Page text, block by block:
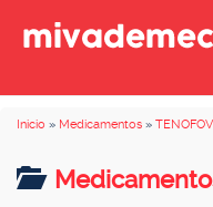
Inicio » Medicamentos »